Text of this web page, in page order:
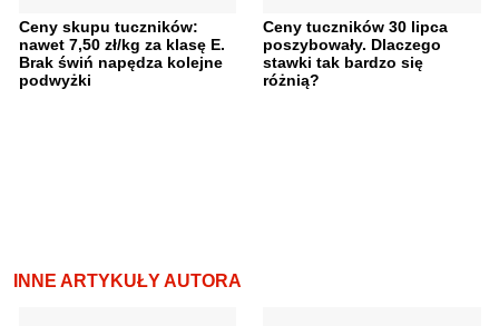
Ceny skupu tuczników:
nawet 7,50 zł/kg za klasę E.
Brak świń napędza kolejne
podwyżki
Ceny tuczników 30 lipca
poszybowały. Dlaczego
stawki tak bardzo się
różnią?
INNE ARTYKUŁY AUTORA